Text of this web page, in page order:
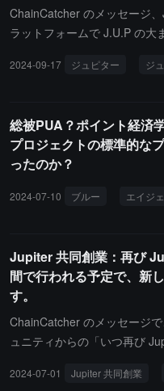
は「実在の人間とアクティブ
しており、投票の締切は米東
ChainCatcher のメッセージ
ラットフォームで J.U.P の大
ta をより良く前進させる方法
と ASR の延期について議論
半期の初めに重要な Jupuary
投票を実施することです。
2024-09-17 ジュピター ジ
総被PUA？ポイント経済
プロジェクトの標準的な
ったのか？
2024-07-10 ブルー エイジ
Jupiter 共同創業：再び
間で行われる予定で、新
す。
ChainCatcher のメッセージ
ュニティからの「いつ再び
私の個人的な意志ではなく、
2024-07-01 Jupiter 共同創業